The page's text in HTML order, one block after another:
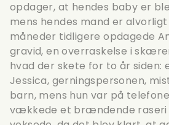
opdager, at hendes baby er
mens hendes mand er
måneder tidligere opdagede
gravid, en overraskelse i
hvad der skete for to år siden:
Jessica, gerningspersonen,
barn, mens hun var på
vækkede et brændende raseri